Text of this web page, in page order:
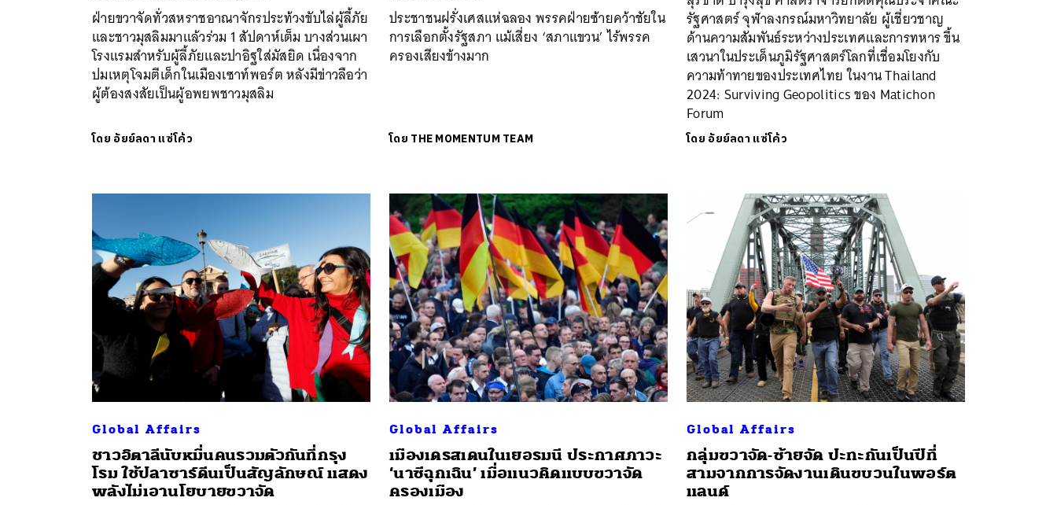
ฝ่ายขวาจัดทั่วสหราชอาณาจักรประท้วงขับไล่ผู้ลี้ภัย
และชาวมุสลิมมาแล้วร่วม 1 สัปดาห์เต็ม บางส่วนเผา
โรงแรมสำหรับผู้ลี้ภัยและปาอิฐใส่มัสยิด เนื่องจาก
ปมเหตุโจมตีเด็กในเมืองเซาท์พอร์ต หลังมีข่าวลือว่า
ผู้ต้องสงสัยเป็นผู้อพยพชาวมุสลิม
โดย อัยย์ลดา แซ่โค้ว
ประชาชนฝรั่งเศสแห่ฉลอง พรรคฝ่ายซ้ายคว้าชัยใน
การเลือกตั้งรัฐสภา แม้เสี่ยง ‘สภาแขวน’ ไร้พรรค
ครองเสียงข้างมาก
โดย THE MOMENTUM TEAM
รัฐศาสตร์ จุฬาลงกรณ์มหาวิทยาลัย ผู้เชี่ยวชาญ
ด้านความสัมพันธ์ระหว่างประเทศและการทหาร ขึ้น
เสวนาในประเด็นภูมิรัฐศาสตร์โลกที่เชื่อมโยงกับ
ความท้าทายของประเทศไทย ในงาน Thailand
2024: Surviving Geopolitics ของ Matichon
Forum
โดย อัยย์ลดา แซ่โค้ว
Global Affairs
ชาวอิตาลีนับหมื่นคนรวมตัวกันที่กรุง
โรม ใช้ปลาซาร์ดีนเป็นสัญลักษณ์ แสดง
พลังไม่เอานโยบายขวาจัด
Global Affairs
เมืองเดรสเดนในเยอรมนี ประกาศภาวะ
‘นาซีฉุกเฉิน’ เมื่อแนวคิดแบบขวาจัด
ครองเมือง
Global Affairs
กลุ่มขวาจัด-ซ้ายจัด ปะทะกันเป็นปีที่
สามจากการจัดงานเดินขบวนในพอร์ต
แลนด์